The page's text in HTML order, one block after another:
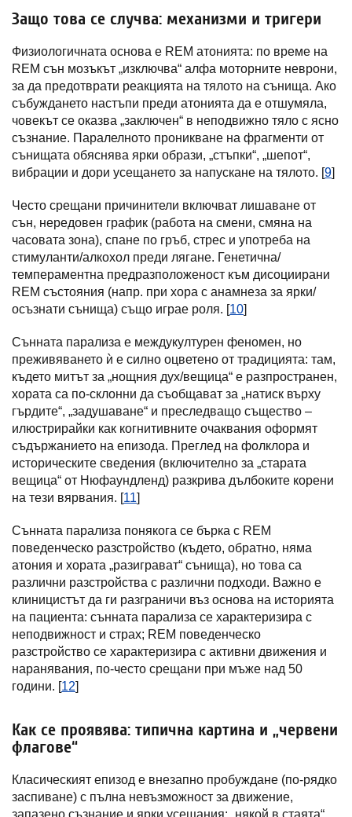
Защо това се случва: механизми и тригери
Физиологичната основа е REM атонията: по време на
REM сън мозъкът „изключва“ алфа моторните неврони,
за да предотврати реакцията на тялото на сънища. Ако
събуждането настъпи преди атонията да е отшумяла,
човекът се оказва „заключен“ в неподвижно тяло с ясно
съзнание. Паралелното проникване на фрагменти от
сънищата обяснява ярки образи, „стъпки“, „шепот“,
вибрации и дори усещането за напускане на тялото. [9]
Често срещани причинители включват лишаване от
сън, нередовен график (работа на смени, смяна на
часовата зона), спане по гръб, стрес и употреба на
стимуланти/алкохол преди лягане. Генетична/
темпераментна предразположеност към дисоциирани
REM състояния (напр. при хора с анамнеза за ярки/
осъзнати сънища) също играе роля. [10]
Сънната парализа е междукултурен феномен, но
преживяването ѝ е силно оцветено от традицията: там,
където митът за „нощния дух/вещица“ е разпространен,
хората са по-склонни да съобщават за „натиск върху
гърдите“, „задушаване“ и преследващо същество –
илюстрирайки как когнитивните очаквания оформят
съдържанието на епизода. Преглед на фолклора и
историческите сведения (включително за „старата
вещица“ от Нюфаундленд) разкрива дълбоките корени
на тези вярвания. [11]
Сънната парализа понякога се бърка с REM
поведенческо разстройство (където, обратно, няма
атония и хората „разиграват“ сънища), но това са
различни разстройства с различни подходи. Важно е
клиницистът да ги разграничи въз основа на историята
на пациента: сънната парализа се характеризира с
неподвижност и страх; REM поведенческо
разстройство се характеризира с активни движения и
наранявания, по-често срещани при мъже над 50
години. [12]
Как се проявява: типична картина и „червени
флагове“
Класическият епизод е внезапно пробуждане (по-рядко
заспиване) с пълна невъзможност за движение,
запазено съзнание и ярки усещания: „някой в стаята“,